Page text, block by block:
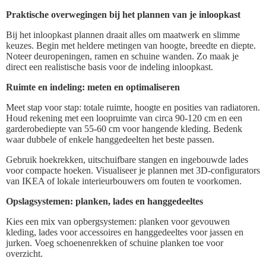
Praktische overwegingen bij het plannen van je inloopkast
Bij het inloopkast plannen draait alles om maatwerk en slimme
keuzes. Begin met heldere metingen van hoogte, breedte en diepte.
Noteer deuropeningen, ramen en schuine wanden. Zo maak je
direct een realistische basis voor de indeling inloopkast.
Ruimte en indeling: meten en optimaliseren
Meet stap voor stap: totale ruimte, hoogte en posities van radiatoren.
Houd rekening met een loopruimte van circa 90-120 cm en een
garderobediepte van 55-60 cm voor hangende kleding. Bedenk
waar dubbele of enkele hanggedeelten het beste passen.
Gebruik hoekrekken, uitschuifbare stangen en ingebouwde lades
voor compacte hoeken. Visualiseer je plannen met 3D-configurators
van IKEA of lokale interieurbouwers om fouten te voorkomen.
Opslagsystemen: planken, lades en hanggedeeltes
Kies een mix van opbergsystemen: planken voor gevouwen
kleding, lades voor accessoires en hanggedeeltes voor jassen en
jurken. Voeg schoenenrekken of schuine planken toe voor
overzicht.